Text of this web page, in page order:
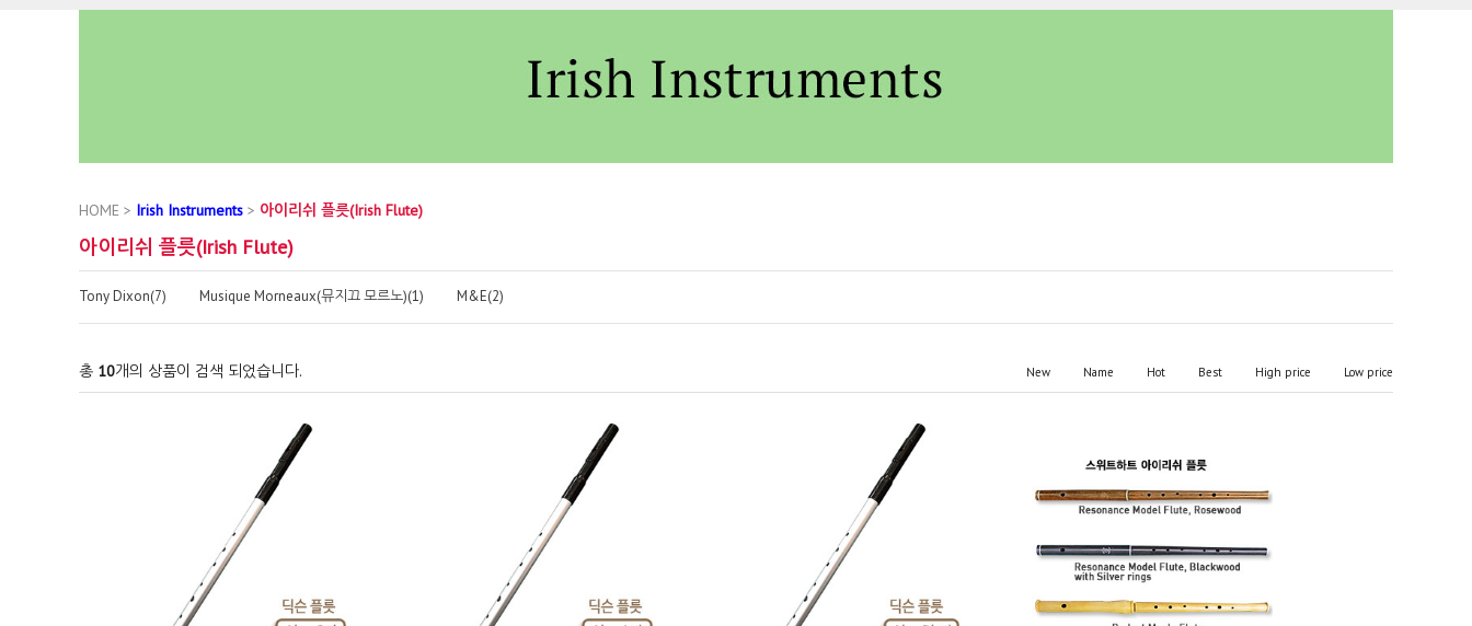
HOME > Irish Instruments > 아이리쉬 플릇(Irish Flute)
아이리쉬 플릇(Irish Flute)
Tony Dixon(7) Musique Morneaux(뮤지끄 모르노)(1) M&E(2)
총 10개의 상품이 검색 되었습니다. New Name Hot Best High price Low price